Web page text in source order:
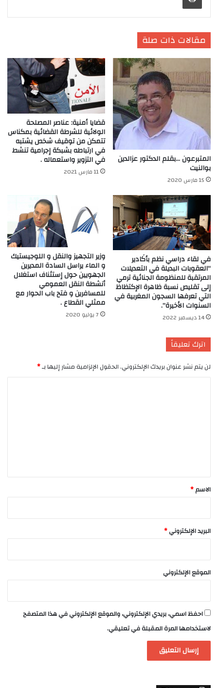
مقالات ذات صلة
المتبرعون …بقلم الدكتور عزالدين
بوالنيت
15 مارس 2020
قضايا أمنية: عناصر المصلحة
الولائية للشرطة القضائية بمكناس
تتمكن من توقيف شخص يشتبه
في ارتباطه بشبكة إجرامية تنشط
في التزوير واستعماله .
11 مارس 2021
في لقاء دراسي نظم بأكَادير
“العقوبات البديلة في التعديلات
المرتقبة للمنظومة الجنائية ترمي
إلى تقليص نسبة ظاهرة الإكتظاظ
التي تعرفها السجون المغربية في
السنوات الأخيرة”.
14 ديسمبر 2022
وزير التجهيز والنقل و اللوجيستيك
و الماء يراسل السادة المديرين
الجهويين حول إستئناف استغلال
أنشطة النقل العمومي
للمسافرين و فتح باب الحوار مع
ممثلي القطاع .
7 يوليو 2020
اترك تعليقاً
لن يتم نشر عنوان بريدك الإلكتروني.الحقول الإلزامية مشار إليها بـ*
*
الاسم*
البريد الإلكتروني*
الموقع الإلكتروني
احفظ اسمي، بريدي الإلكتروني، والموقع الإلكتروني في هذا المتصفح
لاستخدامها المرة المقبلة في تعليقي.